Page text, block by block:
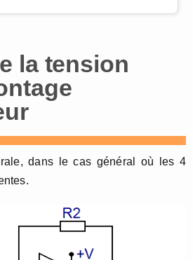
la tension
dans le cas général où les 4